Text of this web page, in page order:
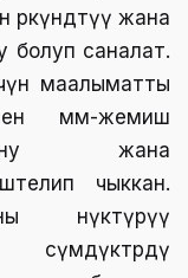
жана
саналат.
маалыматты
мөмө-жемиш
жана
чыккан.
өнүктүрүү